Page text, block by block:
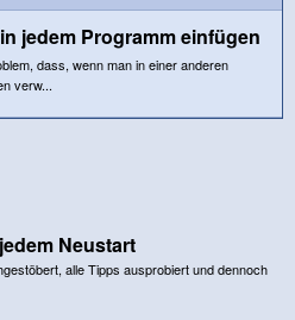
jedem Programm einfügen
dass, wenn man in einer anderen
verw...
Neustart
alle Tipps ausprobiert und dennoch